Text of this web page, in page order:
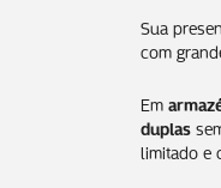
Sua
com
Em
duplas
limitado e